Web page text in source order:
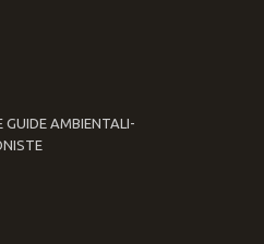
GUIDE AMBIENTALI-